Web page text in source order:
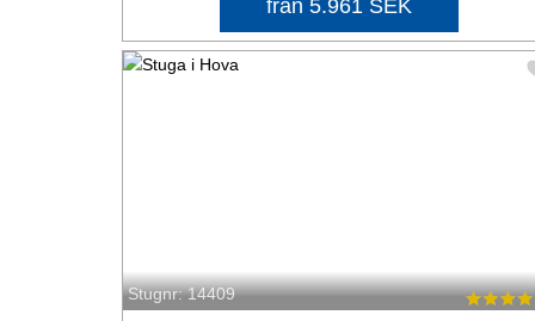
från 5.961 SEK
Stugnr: 14409